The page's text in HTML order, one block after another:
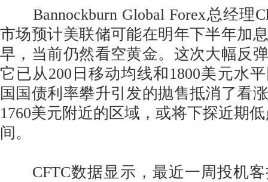
Bannockburn Global Forex总经理
市场预计美联储可能在明年下半年加
早，当前仍然看空黄金。这次大幅反
它已从200日移动均线和1800美元水
国国债利率攀升引发的抛售抵消了看
1760美元附近的区域，或将下探近期
间。
CFTC数据显示，最近一周投机客